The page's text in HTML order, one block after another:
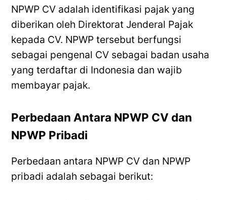
Sanksi Jika Tidak Mengurus NPWP CV
Kesimpulan
FAQ
NPWP CV adalah identifikasi pajak yang
diberikan oleh Direktorat Jenderal Pajak
kepada CV. NPWP tersebut berfungsi
sebagai pengenal CV sebagai badan usaha
yang terdaftar di Indonesia dan wajib
membayar pajak.
Perbedaan Antara NPWP CV dan
NPWP Pribadi
Perbedaan antara NPWP CV dan NPWP
pribadi adalah sebagai berikut: